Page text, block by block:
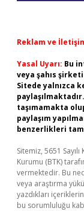
Reklam ve
Yasal Uyarı: Bu
veya şahıs
Sitede yalnızca
taşımamakta
paylaşım
benzerlikleri
Sitemiz, 5651
Kurumu (BTK)
vermektedir. Bu
veya araştırma
yazdıkları
bu sorumluluğu